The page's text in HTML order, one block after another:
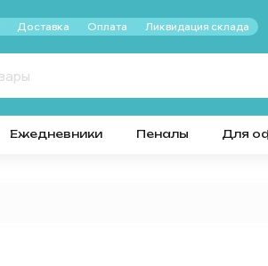
Доставка Оплата Ликвидация склада
Ежедневники Пеналы Для